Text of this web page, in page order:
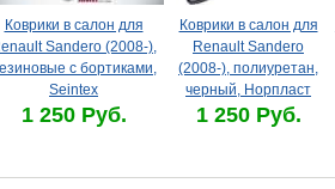
Коврики в салон для
Sandero (2008-),
с бортиками,
Seintex
1 250 Руб.
Коврики в салон для
Renault Sandero
(2008-), полиуретан,
черный, Норпласт
1 250 Руб.